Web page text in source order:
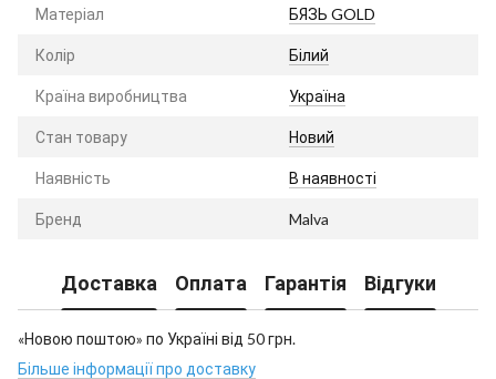
Матеріал БЯЗЬ GOLD
Колір Білий
Країна виробництва Україна
Стан товару Новий
Наявність В наявності
Бренд Malva
Доставка Оплата Гарантія Відгуки
«Новою поштою» по Україні від 50 грн.
Більше інформації про доставку